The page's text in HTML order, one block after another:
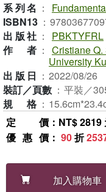
系列名 ：
ISBN13 ：
出版社 ：
PBKTYFRL
作者 ： Cristiane
University
出版日 ： 2022/08/26
裝訂／頁數 ： 平裝／
規格 ：
定價 ：NT$ 2819
優惠價 ： 90折
加入購物車